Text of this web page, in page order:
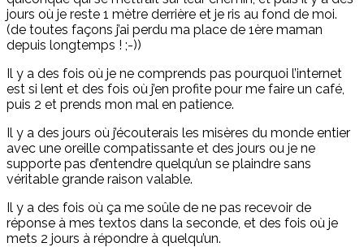
jours où je reste 1 mètre derrière et je ris au fond de moi.
(de toutes façons j’ai perdu ma place de 1ère maman
depuis longtemps ! ;-))
Il y a des fois où je ne comprends pas pourquoi l’internet
est si lent et des fois où j’en profite pour me faire un café,
puis 2 et prends mon mal en patience.
Il y a des jours où j’écouterais les misères du monde entier
avec une oreille compatissante et des jours ou je ne
supporte pas d’entendre quelqu’un se plaindre sans
véritable grande raison valable.
Il y a des fois où ça me soûle de ne pas recevoir de
réponse à mes textos dans la seconde, et des fois où je
mets 2 jours à répondre à quelqu’un.